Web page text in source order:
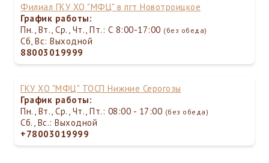
Филиал ГКУ ХО "МФЦ" в пгт Новотроицкое
График работы:
Пн., Вт., Ср., Чт., Пт.: С 8:00-17:00 (без обеда)
Сб, Вс: Выходной
88003019999
ГКУ ХО "МФЦ" ТОСП Нижние Серогозы
График работы:
Пн., Вт., Ср., Чт., Пт.: 08:00 - 17:00 (без обеда)
Сб., Вс.: Выходной
+78003019999